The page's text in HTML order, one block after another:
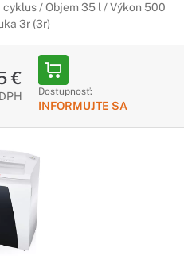
/ Objem 35 l / Výkon 500
3r (3r)
€
Dostupnosť:
INFORMUJTE SA